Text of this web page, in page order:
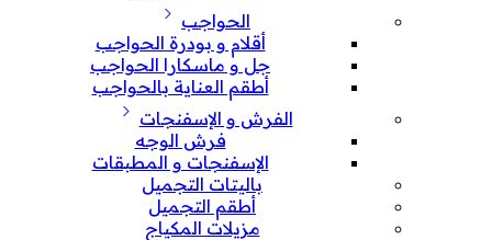
الحواجب
أقلام و بودرة الحواجب
جل و ماسكارا الحواجب
أطقم العناية بالحواجب
الفرش و الإسفنجات
فرش الوجه
الإسفنجات و المطبقات
باليتات التجميل
أطقم التجميل
مزيلات المكياج